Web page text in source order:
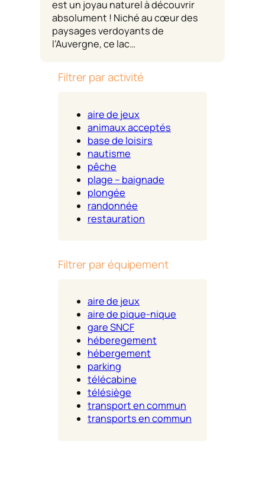
est un joyau naturel à découvrir
absolument ! Niché au cœur des
paysages verdoyants de
l’Auvergne, ce lac…
Filtrer par activité
aire de jeux
animaux acceptés
base de loisirs
nautisme
pêche
plage – baignade
plongée
randonnée
restauration
Filtrer par équipement
aire de jeux
aire de pique-nique
gare SNCF
héberegement
hébergement
parking
télécabine
télésiège
transport en commun
transports en commun